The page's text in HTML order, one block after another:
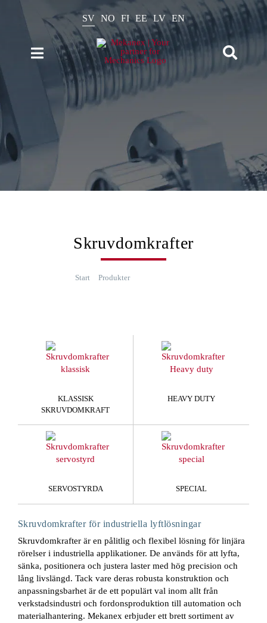
innehållet
SV NO FI EE LV EN
Toggle
Navigation
Produkter
Beräkningar
Om oss
Toggle
Skruvdomkrafter
Start Produkter
KLASSISK
SKRUVDOMKRAFT
HEAVY DUTY
SERVOSTYRDA SPECIAL
Skruvdomkrafter för industriella lyftlösningar
Skruvdomkrafter är en pålitlig och flexibel lösning för linjära
rörelser i industriella applikationer. De används för att lyfta,
sänka, positionera och justera laster med hög precision och
lång livslängd. Tack vare deras robusta konstruktion och
anpassningsbarhet är de ett populärt val inom allt från
verkstadsindustri och fordonsproduktion till automation och
materialhantering. Mekanex erbjuder ett brett sortiment av